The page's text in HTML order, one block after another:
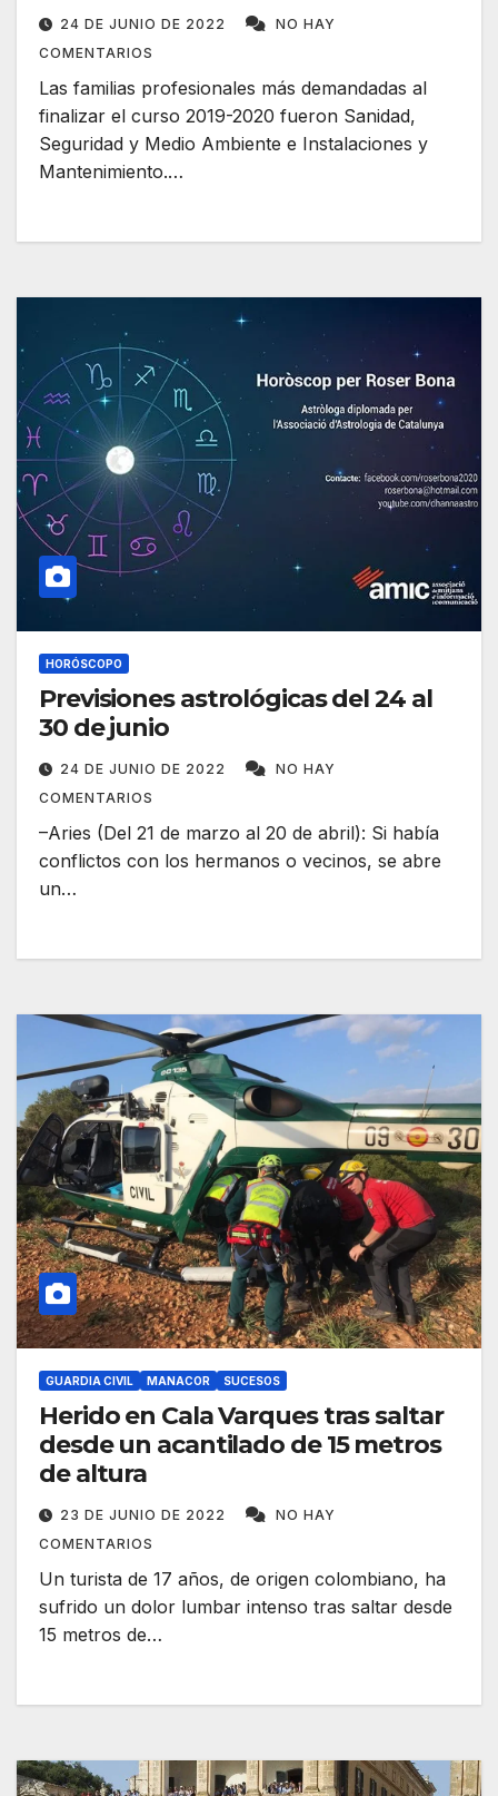
24 DE JUNIO DE 2022
NO HAY
COMENTARIOS
Las familias profesionales más demandadas al
finalizar el curso 2019-2020 fueron Sanidad,
Seguridad y Medio Ambiente e Instalaciones y
Mantenimiento.…
HORÓSCOPO
Previsiones astrológicas del 24 al
30 de junio
24 DE JUNIO DE 2022
NO HAY
COMENTARIOS
–Aries (Del 21 de marzo al 20 de abril): Si había
conflictos con los hermanos o vecinos, se abre
un…
GUARDIA CIVIL MANACOR SUCESOS
Herido en Cala Varques tras saltar
desde un acantilado de 15 metros
de altura
23 DE JUNIO DE 2022
NO HAY
COMENTARIOS
Un turista de 17 años, de origen colombiano, ha
sufrido un dolor lumbar intenso tras saltar desde
15 metros de…